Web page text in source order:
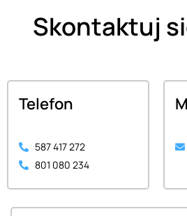
Skontaktuj
Telefon
587 417 272
801 080 234